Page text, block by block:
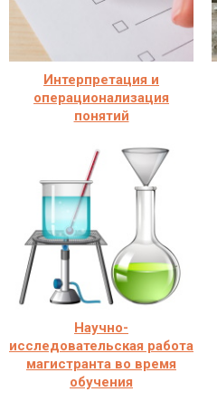
Интерпретация и
операционализация
понятий
Научно-
исследовательская работа
магистранта во время
обучения